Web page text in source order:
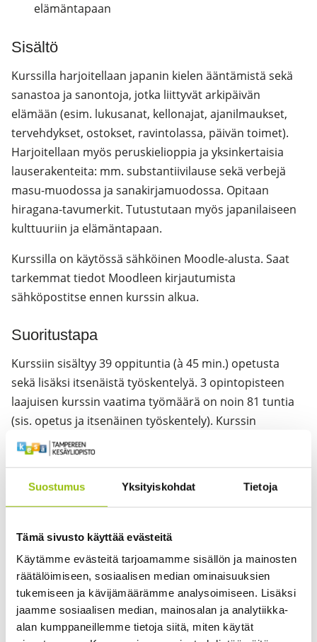
Suostumus Yksityiskohdat Tietoja
Tämä sivusto käyttää evästeitä
Käytämme evästeitä tarjoamamme sisällön ja mainosten
räätälöimiseen, sosiaalisen median ominaisuuksien
tukemiseen ja kävijämäärämme analysoimiseen. Lisäksi
jaamme sosiaalisen median, mainosalan ja analytiikka-
alan kumppaneillemme tietoja siitä, miten käytät
elämäntapaan
Sisältö
Kurssilla harjoitellaan japanin kielen ääntämistä sekä
sanastoa ja sanontoja, jotka liittyvät arkipäivän
elämään (esim. lukusanat, kellonajat, ajanilmaukset,
tervehdykset, ostokset, ravintolassa, päivän toimet).
Harjoitellaan myös peruskielioppia ja yksinkertaisia
lauserakenteita: mm. substantiivilause sekä verbejä
masu-muodossa ja sanakirjamuodossa. Opitaan
hiragana-tavumerkit. Tutustutaan myös japanilaiseen
kulttuuriin ja elämäntapaan.
Kurssilla on käytössä sähköinen Moodle-alusta. Saat
tarkemmat tiedot Moodleen kirjautumista
sähköpostitse ennen kurssin alkua.
Suoritustapa
Kurssiin sisältyy 39 oppituntia (à 45 min.) opetusta
sekä lisäksi itsenäistä työskentelyä. 3 opintopisteen
laajuisen kurssin vaatima työmäärä on noin 81 tuntia
(sis. opetus ja itsenäinen työskentely). Kurssin
suorittamisen edellytyksinä ovat säännöllinen ja
aktiivinen osallistuminen opetukseen, kotitehtävät,
Opintojakson suorittamiseksi opiskelijan tulee
Oppimateriaali
Genki I, 3. painos, kappaleet 1–3
ISBN: 978-4-7890-1730-5